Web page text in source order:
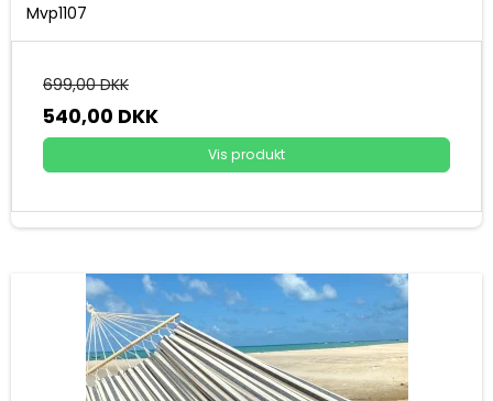
Mvp1107
699,00 DKK
540,00 DKK
Vis produkt